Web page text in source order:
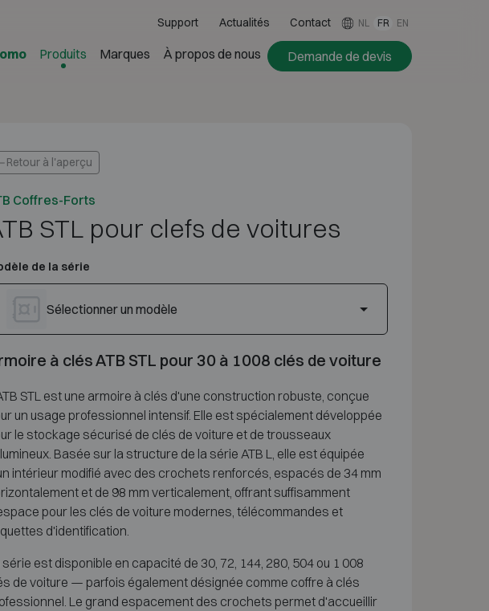
Support Actualités Contact NL FR EN
Produits Marques À propos de nous Demande de devis
Retour à l'aperçu
Coffres-Forts
STL pour clefs de voitures
de la série
Sélectionner un modèle
à clés ATB STL pour 30 à 1008 clés de voiture
STL est une armoire à clés d'une construction robuste, conçue
un usage professionnel intensif. Elle est spécialement développée
le stockage sécurisé de clés de voiture et de trousseaux
Basée sur la structure de la série ATB L, elle est équipée
intérieur modifié avec des crochets renforcés, espacés de 34 mm
et de 98 mm verticalement, offrant suffisamment
pour les clés de voiture modernes, télécommandes et
d'identification.
série est disponible en capacité de 30, 72, 144, 280, 504 ou 1 008
de voiture — parfois également désignée comme coffre à clés
Le grand espacement des crochets permet d'accueillir